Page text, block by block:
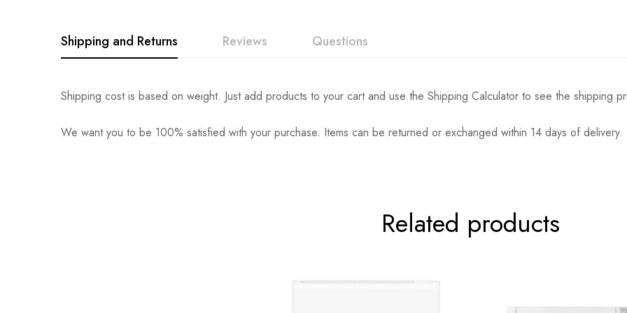
Shipping and Returns Reviews Questions
Shipping cost is based on weight. Just add products to your cart and use the Shipping Calculator to see the shipping
We want you to be 100% satisfied with your purchase. Items can be returned or exchanged within 14 days of delivery.
Related products